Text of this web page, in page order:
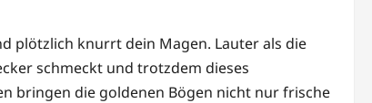
plötzlich knurrt dein Magen. Lauter als die
schmeckt und trotzdem dieses
bringen die goldenen Bögen nicht nur frische